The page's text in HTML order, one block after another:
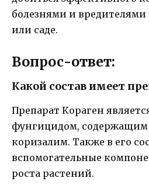
болезнями и вредителями
или саде.
Вопрос-ответ:
Какой состав имеет
Препарат Кораген
фунгицидом, содержащим
коризалим. Также в его
вспомогательные
роста растений.